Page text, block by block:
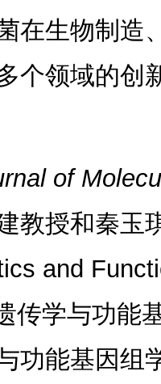
在生物制造
个领域的创
of
教授和秦玉
and
传学与功能
功能基因组